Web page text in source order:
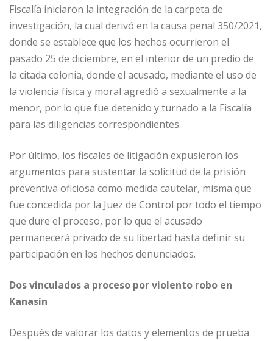
Fiscalía iniciaron la integración de la carpeta de
investigación, la cual derivó en la causa penal 350/2021,
donde se establece que los hechos ocurrieron el
pasado 25 de diciembre, en el interior de un predio de
la citada colonia, donde el acusado, mediante el uso de
la violencia física y moral agredió a sexualmente a la
menor, por lo que fue detenido y turnado a la Fiscalía
para las diligencias correspondientes.
Por último, los fiscales de litigación expusieron los
argumentos para sustentar la solicitud de la prisión
preventiva oficiosa como medida cautelar, misma que
fue concedida por la Juez de Control por todo el tiempo
que dure el proceso, por lo que el acusado
permanecerá privado de su libertad hasta definir su
participación en los hechos denunciados.
Dos vinculados a proceso por violento robo en
Kanasín
Después de valorar los datos y elementos de prueba